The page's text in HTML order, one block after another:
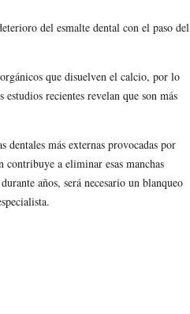
del esmalte dental con el paso del
que disuelven el calcio, por lo
recientes revelan que son más
más externas provocadas por
a eliminar esas manchas
años, será necesario un blanqueo